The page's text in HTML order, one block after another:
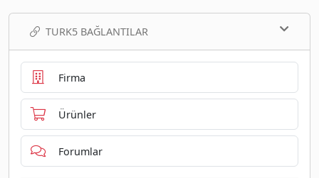
TURK5 BAĞLANTILAR
Firma
Ürünler
Forumlar